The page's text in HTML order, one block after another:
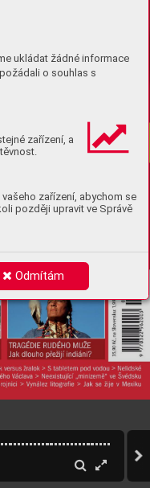
ukládat žádné informace
o souhlas s
zařízení, a
zařízení, abychom se
později upravit ve Správě
Odmítám